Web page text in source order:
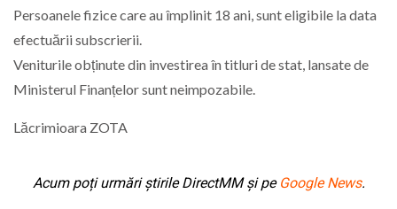
Persoanele fizice care au împlinit 18 ani, sunt eligibile la data
efectuării subscrierii.
Veniturile obținute din investirea în titluri de stat, lansate de
Ministerul Finanțelor sunt neimpozabile.
Lăcrimioara ZOTA
Acum poți urmări știrile DirectMM și pe Google News.